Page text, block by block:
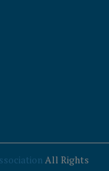
All Rights